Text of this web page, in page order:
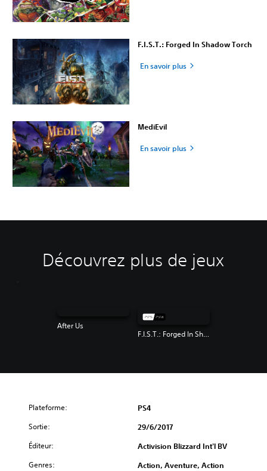
F.I.S.T.: Forged In Shadow Torch
En savoir plus
MediEvil
En savoir plus
Découvrez plus de jeux
After Us
F.I.S.T.: Forged In Shadow Torch
Plateforme: PS4
Sortie: 29/6/2017
Éditeur: Activision Blizzard Int'l BV
Genres: Action, Aventure, Action